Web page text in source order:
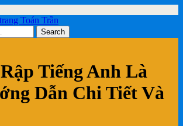
Toán Trần
Tiếng Anh Là
Dẫn Chi Tiết Và